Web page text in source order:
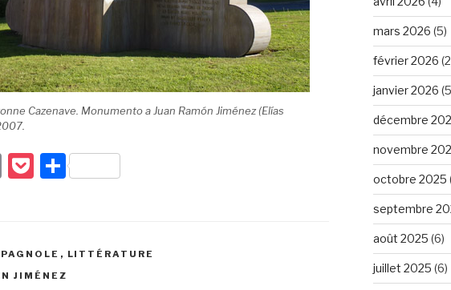
Cazenave . Monumento a Juan Ramón Jiménez (Elías
E
P
et
P
er
, LITTÉRATURE
JIMÉNEZ
mars 2026 (5)
février 2026
janvier 2026
décembre
novembre
octobre 2025
septembre
août 2025 (6)
juillet 2025 (6)